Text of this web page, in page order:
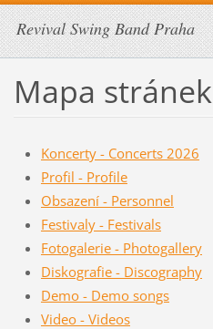
Revival Swing Band Praha
Mapa stránek
Koncerty - Concerts 2026
Profil - Profile
Obsazení - Personnel
Festivaly - Festivals
Fotogalerie - Photogallery
Diskografie - Discography
Demo - Demo songs
Video - Videos